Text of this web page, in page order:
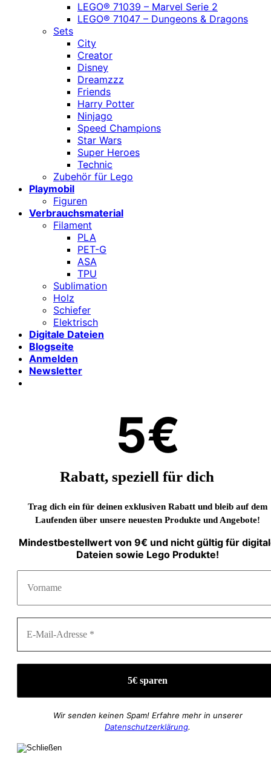
LEGO® 71039 – Marvel Serie 2
LEGO® 71047 – Dungeons & Dragons
Sets
City
Creator
Disney
Dreamzzz
Friends
Harry Potter
Ninjago
Speed Champions
Star Wars
Super Heroes
Technic
Zubehör für Lego
Playmobil
Figuren
Verbrauchsmaterial
Filament
PLA
PET-G
ASA
TPU
Sublimation
Holz
Schiefer
Elektrisch
Digitale Dateien
Blogseite
Anmelden
Newsletter
5€
Rabatt, speziell für dich
Trag dich ein für deinen exklusiven Rabatt und bleib auf dem
Laufenden über unsere neuesten Produkte und Angebote!
Mindestbestellwert von 9€ und nicht gültig für
Dateien sowie Lego Produkte!
Wir senden keinen Spam! Erfahre mehr in unserer
Datenschutzerklärung.